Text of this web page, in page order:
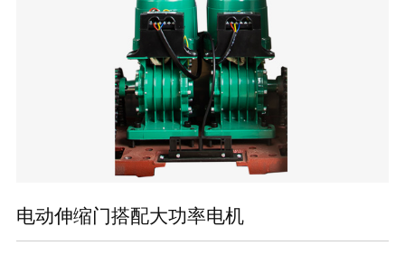
电动伸缩门搭配大功率电机